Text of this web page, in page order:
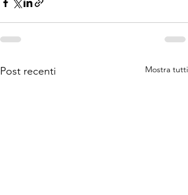
Post recenti Mostra tutti